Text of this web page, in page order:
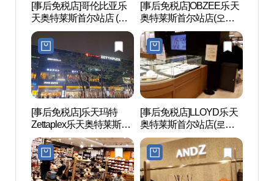
[事后免税店]哥伦比亚乐
天奥特莱斯首尔站店 (컬
럼비아 롯데서울역)
[事后免税店]OBZEE乐天
奥特莱斯首尔站店(오브
제 롯데아울렛 서울역점)
[事后免税店]乐天玛特
Zettaplex乐天奥特莱斯首
尔站店(롯데마트 제타플
렉스 롯데아울렛 서울역
점)
[事后免税店]LLOYD乐天
奥特莱斯首尔站店(로이
드 롯데아울렛 서울역점)